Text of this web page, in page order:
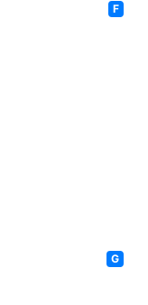
F
G